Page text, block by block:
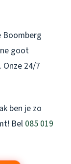
Boomberg
goot
24/7
ben je zo
Bel 085 019